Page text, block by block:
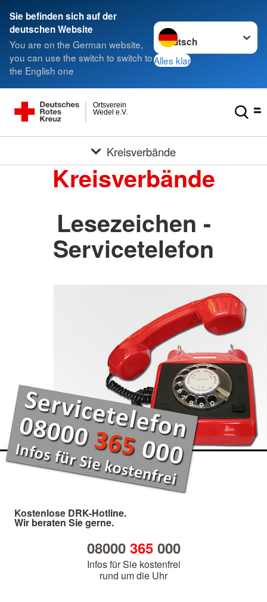
Sie befinden sich auf der
deutschen Website
You are on the German website,
you can use the switch to switch to
the English one
Sprache wechseln zu
Alles klar
Wedel e.V.
Ortsverein
Kreisverbände
Kreisverbände
Lesezeichen -
Servicetelefon
Kostenlose DRK-Hotline.
Wir beraten Sie gerne.
08000 365000
Infos für Sie kostenfrei
rund um die Uhr